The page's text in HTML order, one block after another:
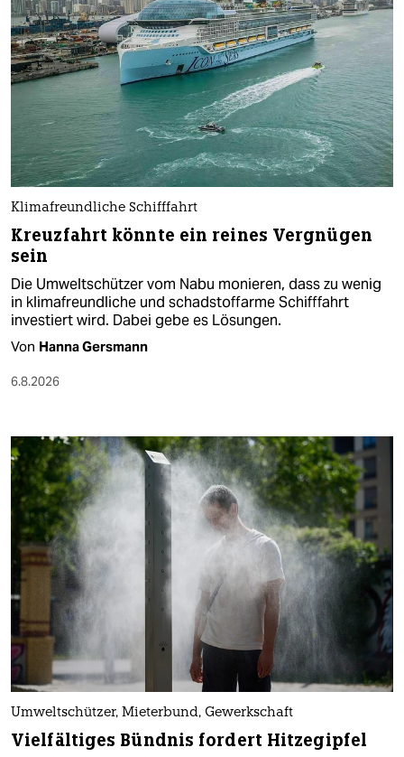
Klimafreundliche Schifffahrt
Kreuzfahrt könnte ein reines Vergnügen
sein
Die Umweltschützer vom Nabu monieren, dass zu wenig
in klimafreundliche und schadstoffarme Schifffahrt
investiert wird. Dabei gebe es Lösungen.
Von Hanna Gersmann
6.8.2026
Umweltschützer, Mieterbund, Gewerkschaft
Vielfältiges Bündnis fordert Hitzegipfel